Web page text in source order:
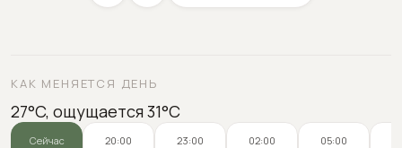
КАК МЕНЯЕТСЯ ДЕНЬ
27°C, ощущается 31°C
Сейчас 20:00 23:00 02:00 05:00